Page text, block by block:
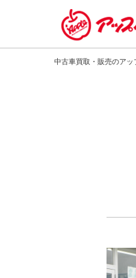
中古車買取・販売のアッ